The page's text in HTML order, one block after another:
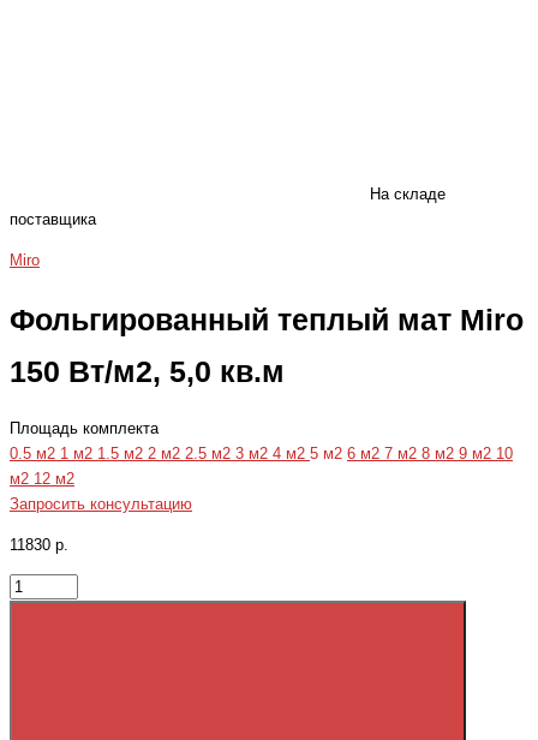
На складе
поставщика
Miro
Фольгированный теплый мат Miro
150 Вт/м2, 5,0 кв.м
Площадь комплекта
0.5 м2 1 м2 1.5 м2 2 м2 2.5 м2 3 м2 4 м2 5 м2 6 м2 7 м2 8 м2 9 м2 10
м2 12 м2
Запросить консультацию
11830 р.